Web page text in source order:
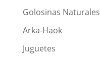
Golosinas Naturales
Arka-Haok
Juguetes